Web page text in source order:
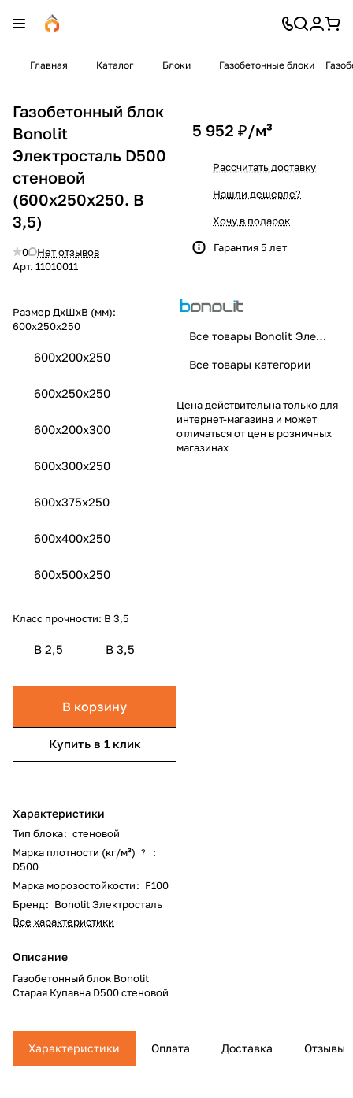
Главная Каталог Блоки Газобетонные блоки
Газобетонный блок
Bonolit
Электросталь D500
стеновой
(600x250x250. B
3,5)
0
Нет отзывов
Арт. 11010011
Размер ДхШхВ (мм):
600x250x250
600x200x250
600x250x250
600x200x300
600x300x250
600x375x250
600x400x250
600x500x250
Класс прочности: B 3,5
B 2,5 B 3,5
В корзину
Купить в 1 клик
Характеристики
Тип блока: стеновой
Марка плотности (кг/м³)
?
:
D500
Марка морозостойкости: F100
Бренд: Bonolit Электросталь
Все характеристики
Описание
Газобетонный блок Bonolit
Старая Купавна D500 стеновой
5 952 ₽/м³
Рассчитать доставку
Нашли дешевле?
Хочу в подарок
Гарантия 5 лет
Все товары Bonolit Электросталь
Все товары категории
Цена действительна только для
интернет-магазина и может
отличаться от цен в розничных
магазинах
Характеристики Оплата Доставка Отзывы